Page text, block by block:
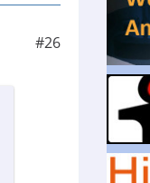
#26